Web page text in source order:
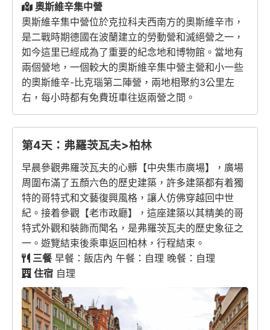
奧斯維辛集中營
奧斯維辛集中營位於克拉科夫西南方的奧斯維辛市，
是二戰時期德國在波蘭建立的勞動營和滅絕營之一，
如今這里已經成為了重要的紀念地和博物館。當地有
兩個營地，一個較大的奧斯維辛集中營主營和小一些
的奧斯維辛-比克瑙第二陣營，兩地相聚約3公里左
右，每小時都有免費班車往返兩營之間。
第4天：弗羅茨瓦夫>柏林
早晨參觀弗羅茨瓦夫的心髒【中央集市廣場】，廣場
周圍布滿了五顏六色的歷史建築，許多建築都有着獨
特的哥特式和文藝復興風格，讓人仿佛穿越回中世
紀。接着參觀【老市政廳】，這座建築以其精美的哥
特式外觀和裝飾而聞名，是弗羅茨瓦夫的歷史象征之
一。遊覽結束後乘車返回柏林，行程結束。
三餐早餐：飯店內 午餐：自理 晚餐：自理
住宿 自理